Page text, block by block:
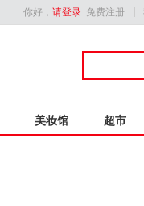
你好， 请登录 免费注册
美妆馆 超市